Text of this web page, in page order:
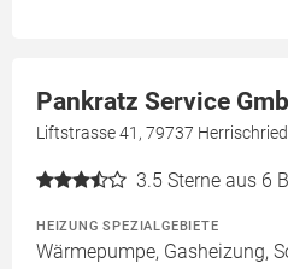
Pankratz Service
Liftstrasse 41, 79737 Herrischried
3.5 Sterne aus 6
HEIZUNG SPEZIALGEBIETE
Wärmepumpe, Gasheizung,